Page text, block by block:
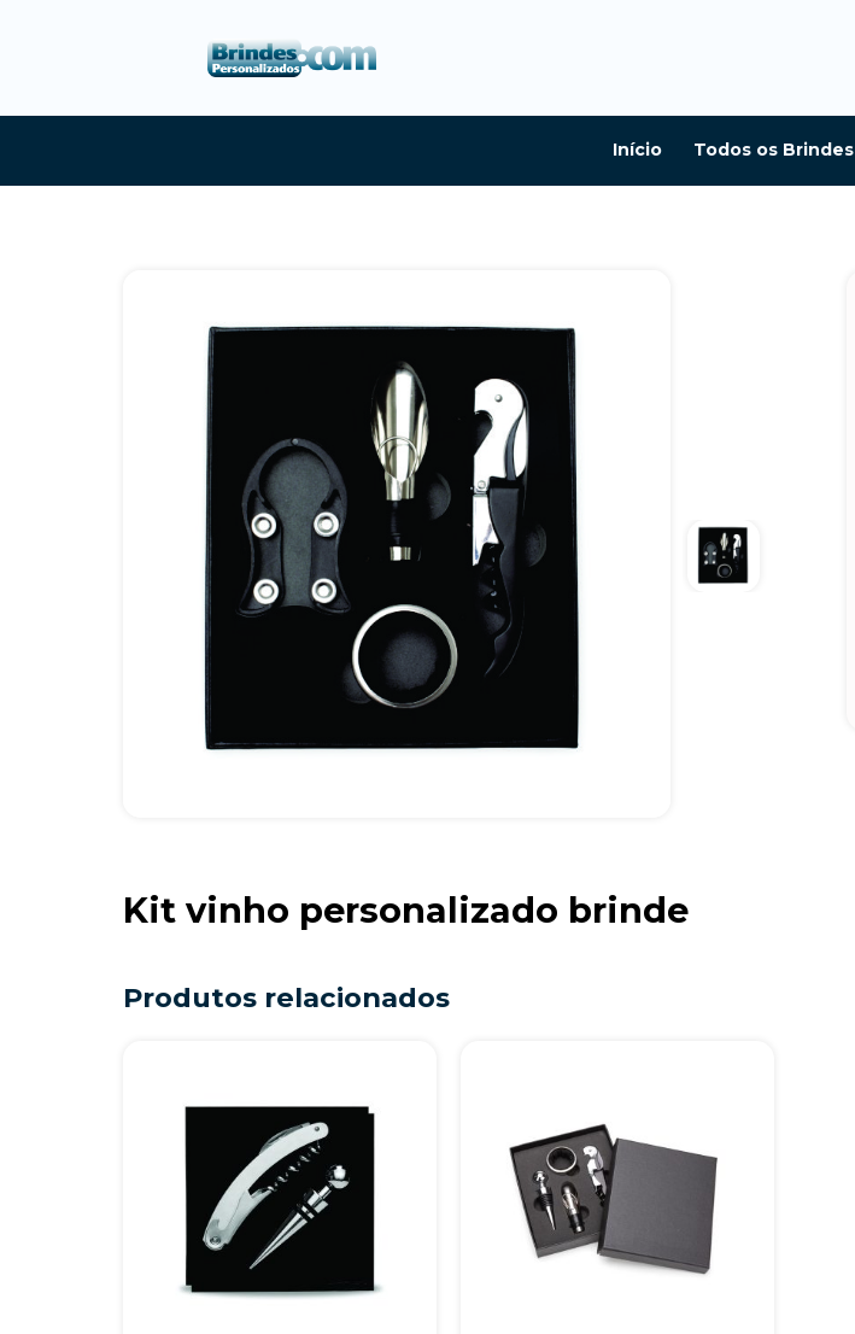
Início Todos os Brindes
Kit vinho personalizado brinde
Produtos relacionados
Brindes
+55